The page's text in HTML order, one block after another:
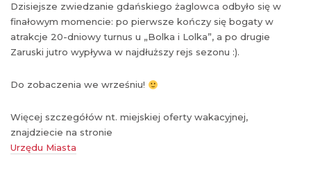
Dzisiejsze zwiedzanie gdańskiego żaglowca odbyło się w
finałowym momencie: po pierwsze kończy się bogaty w
atrakcje 20-dniowy turnus u „Bolka i Lolka”, a po drugie
Zaruski jutro wypływa w najdłuższy rejs sezonu :).
Do zobaczenia we wrześniu!
Więcej szczegółów nt. miejskiej oferty wakacyjnej,
znajdziecie na stronie
Urzędu Miasta